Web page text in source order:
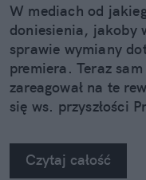
W mediach od
doniesienia, jakoby
sprawie wymiany
premiera. Teraz
zareagował na te
się ws. przyszłości
Czytaj całość